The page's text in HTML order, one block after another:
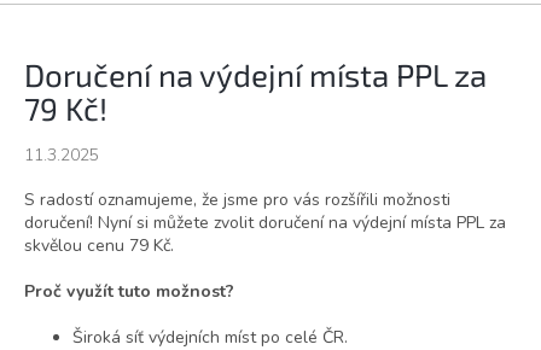
Doručení na výdejní místa PPL za
79 Kč!
11.3.2025
S radostí oznamujeme, že jsme pro vás rozšířili možnosti
doručení! Nyní si můžete zvolit doručení na výdejní místa PPL za
skvělou cenu 79 Kč.
Proč využít tuto možnost?
Široká síť výdejních míst po celé ČR.